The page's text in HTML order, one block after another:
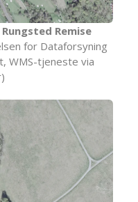
Rungsted Remise
for Dataforsyning
WMS-tjeneste via